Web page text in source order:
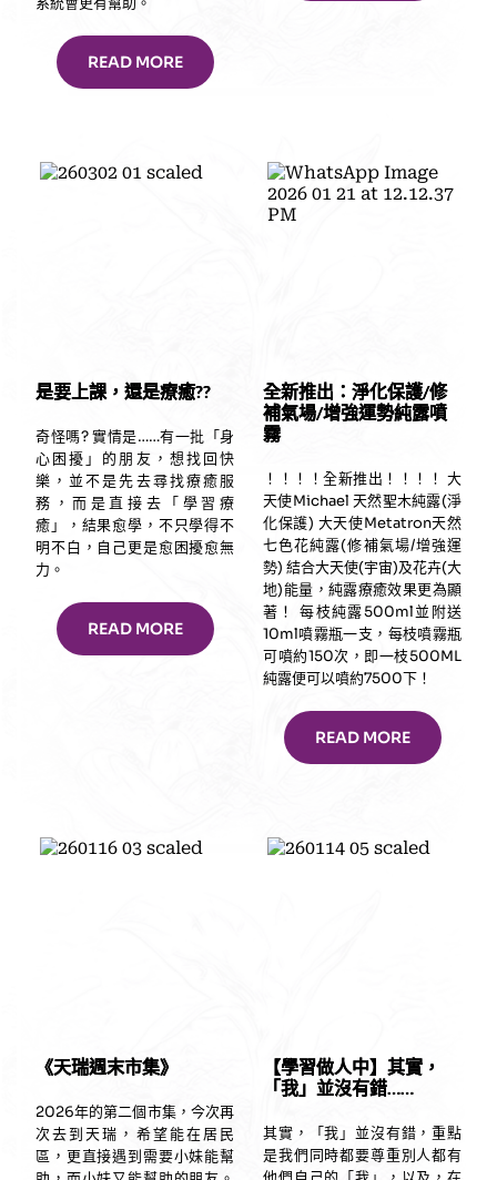
READ MORE
是要上課，還是療癒??
奇怪嗎? 實情是……有一批「身
心困擾」的朋友，想找回快
樂，並不是先去尋找療癒服
務，而是直接去「學習療
癒」，結果愈學，不只學得不
明不白，自己更是愈困擾愈無
力。
READ MORE
全新推出：淨化保護/修
補氣場/增強運勢純露噴
霧
！！！！全新推出！！！！ 大
天使Michael 天然聖木純露(淨
化保護) 大天使Metatron天然
七色花純露(修補氣場/增強運
勢) 結合大天使(宇宙)及花卉(大
地)能量，純露療癒效果更為顯
著！ 每枝純露500ml並附送
10ml噴霧瓶一支，每枝噴霧瓶
可噴約150次，即一枝500ML
純露便可以噴約7500下！
READ MORE
《天瑞週末市集》
2026年的第二個市集，今次再
次去到天瑞，希望能在居民
區，更直接遇到需要小妹能幫
【學習做人中】其實，
「我」並沒有錯……
其實，「我」並沒有錯，重點
是我們同時都要尊重別人都有